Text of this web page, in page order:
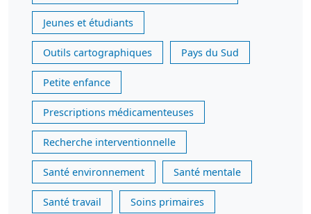
Jeunes et étudiants
Outils cartographiques Pays du Sud
Petite enfance
Prescriptions médicamenteuses
Recherche interventionnelle
Santé environnement Santé mentale
Santé travail Soins primaires